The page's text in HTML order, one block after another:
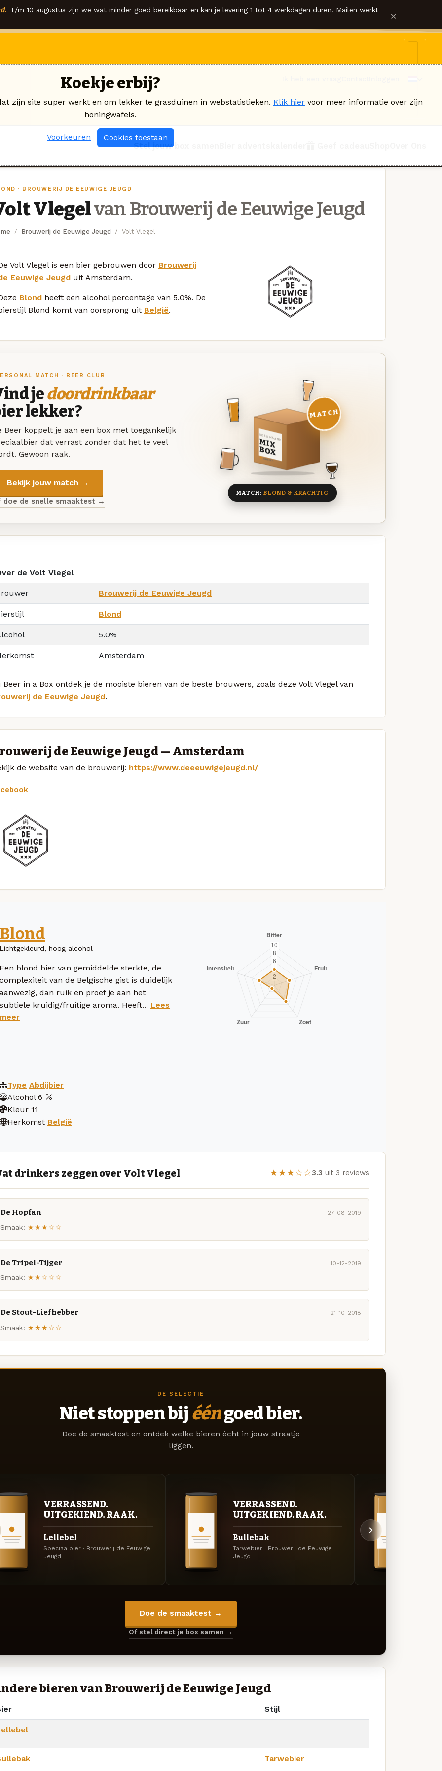
T/m 10 augustus zijn we wat minder goed bereikbaar en kan je levering 1 tot 4 werkdagen duren. Mailen werkt ×
Stel jouw box samen
· BROUWERIJ DE EEUWIGE JEUGD
Vlegelvan Brouwerij de Eeuwige Jeugd
Brouwerij de Eeuwige Jeugd Volt Vlegel
Volt Vlegel is een bier gebrouwen door Brouwerij
Eeuwige Jeugd uit Amsterdam.
Blond heeft een alcohol percentage van 5.0%. De
Blond komt van oorsprong uit België.
MATCH · BEER CLUB
jedoordrinkbaar
lekker?
Beer koppelt je aan een box met toegankelijk
dat verrast zonder dat het te veel
Gewoon raak.
Bekijk jouw match →
doe de snelle smaaktest →
DEZE MAAND
MIX
BOX
8 BIEREN
MATCH
MATCH:BLOND & KRACHTIG
de Volt Vlegel
Brouwerij de Eeuwige Jeugd
Blond
5.0%
Amsterdam
Beer in a Box ontdek je de mooiste bieren van de beste brouwers, zoals deze Volt Vlegel van
de Eeuwige Jeugd.
de Eeuwige Jeugd — Amsterdam
de website van de brouwerij: https://www.deeeuwigejeugd.nl/
Blond
Lichtgekleurd, hoog alcohol
Een blond bier van gemiddelde sterkte, de
complexiteit van de Belgische gist is duidelijk
aanwezig, dan ruik en proef je aan het
subtiele kruidig/fruitige aroma. Heeft... Lees
meer
Type Abdijbier
Alcohol 6
Kleur 11
Herkomst België
drinkers zeggen over Volt Vlegel ★★★☆☆3.3 uit 3 reviews
De Hopfan 27-08-2019
Smaak: ★★★☆☆
De Tripel-Tijger 10-12-2019
Smaak: ★★☆☆☆
De Stout-Liefhebber 21-10-2018
Smaak: ★★★☆☆
DE SELECTIE
Niet stoppen bij ééngoed bier.
Doe de smaaktest en ontdek welke bieren écht in jouw straatje
liggen.
VERRASSEND.
UITGEKIEND. RAAK.
Lellebel
Speciaalbier · Brouwerij de Eeuwige
Jeugd
VERRASSEND.
UITGEKIEND. RAAK.
Bullebak
Tarwebier · Brouwerij de Eeuwige
Jeugd
Doe de smaaktest →
Of stel direct je box samen →
bieren van Brouwerij de Eeuwige Jeugd
Stijl
Tarwebier
Koekje erbij?
zijn site super werkt en om lekker te grasduinen in webstatistieken. Klik hier voor meer informatie over zijn
honingwafels.
Voorkeuren Cookies toestaan